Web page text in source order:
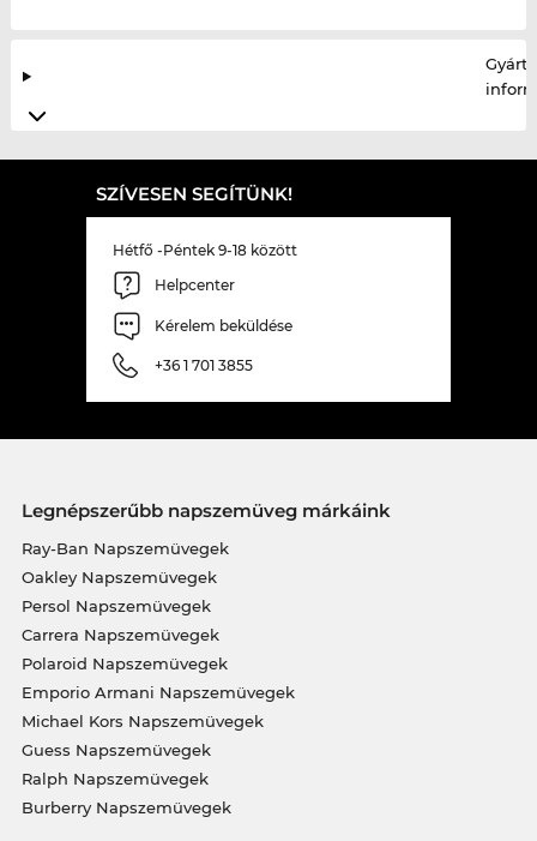
SZÍVESEN SEGÍTÜNK!
Hétfő -Péntek 9-18 között
Helpcenter
Kérelem beküldése
+36 1 701 3855
Legnépszerűbb napszemüveg márkáink
Ray-Ban Napszemüvegek
Oakley Napszemüvegek
Persol Napszemüvegek
Carrera Napszemüvegek
Polaroid Napszemüvegek
Emporio Armani Napszemüvegek
Michael Kors Napszemüvegek
Guess Napszemüvegek
Ralph Napszemüvegek
Burberry Napszemüvegek